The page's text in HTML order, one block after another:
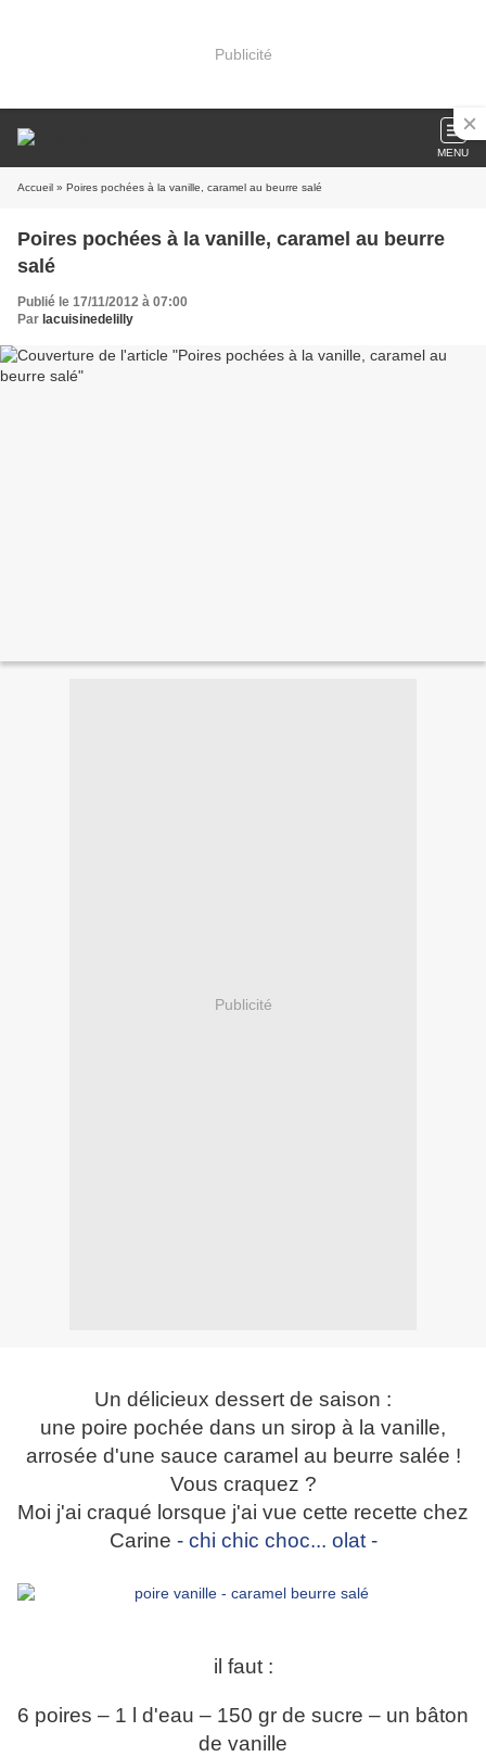
Publicité
MENU
Accueil » Poires pochées à la vanille, caramel au beurre salé
Poires pochées à la vanille, caramel au beurre
salé
Publié le 17/11/2012 à 07:00
Par lacuisinedelilly
Publicité
Un délicieux dessert de saison :
une poire pochée dans un sirop à la vanille,
arrosée d'une sauce caramel au beurre salée !
Vous craquez ?
Moi j'ai craqué lorsque j'ai vue cette recette chez
Carine - chi chic choc... olat -
il faut :
6 poires – 1 l d'eau – 150 gr de sucre – un bâton
de vanille